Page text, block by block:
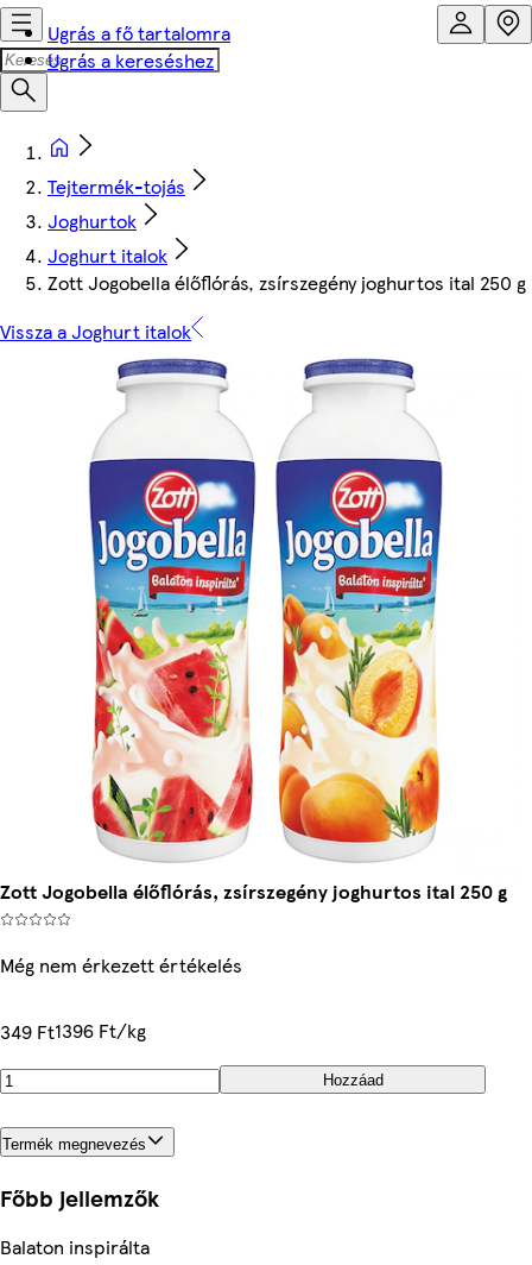
Ugrás a fő tartalomra
Ugrás a kereséshez
Tejtermék-tojás
Joghurtok
Joghurt italok
Zott Jogobella élőflórás, zsírszegény joghurtos ital 250 g
Vissza a Joghurt italok
Zott Jogobella élőflórás, zsírszegény joghurtos ital 250 g
Még nem érkezett értékelés
349 Ft1396 Ft/kg
Hozzáad
Termék megnevezés
Főbb jellemzők
Balaton inspirálta